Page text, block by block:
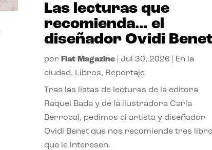
Las lecturas que
recomienda… el
diseñador Ovidi
por Flat Magazine| Jul 30, 2026
En la
ciudad, Libros, Reportaje
Tras las listas de lecturas de la editora
Raquel Bada y de la ilustradora Carla
Berrocal, pedimos al artista y diseñador
Ovidi Benet que nos recomiende tres
que le interesen.